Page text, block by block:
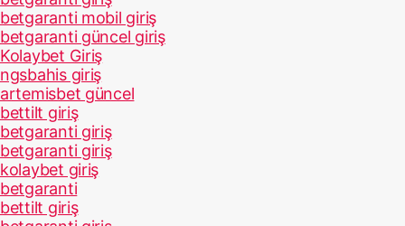
betgaranti mobil giriş
betgaranti güncel giriş
Kolaybet Giriş
ngsbahis giriş
artemisbet güncel
bettilt giriş
betgaranti giriş
betgaranti giriş
kolaybet giriş
betgaranti
bettilt giriş